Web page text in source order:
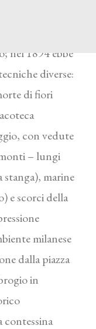
nel 1894 ebbe
diverse:
di fiori
con vedute
– lungi
marine
e scorci della
milanese
dalla piazza
in